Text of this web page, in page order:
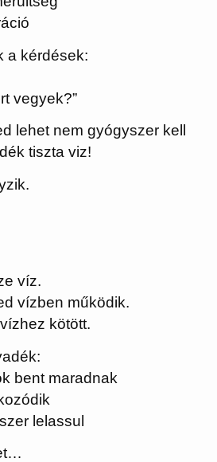
a kérdések:
vegyek?”
lehet nem gyógyszer kell
tiszta viz!
víz.
vízben működik.
kötött.
bent maradnak
lelassul